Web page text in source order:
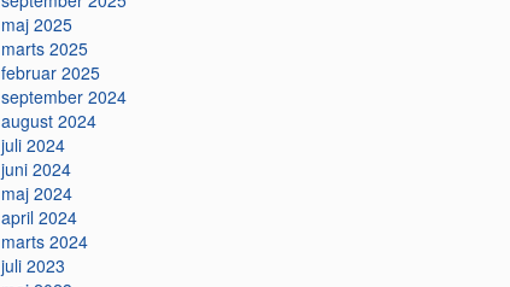
maj 2025
marts 2025
februar 2025
september 2024
august 2024
juli 2024
juni 2024
maj 2024
april 2024
marts 2024
juli 2023